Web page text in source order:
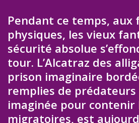
Pendant ce temps, aux
physiques, les vieux
sécurité absolue
tour. L’Alcatraz des
prison imaginaire
remplies de prédateurs
imaginée pour contenir
migratoires, est